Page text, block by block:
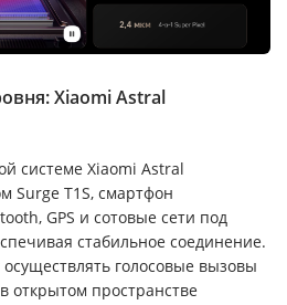
Xiaomi Astral
системе Xiaomi Astral
Surge T1S, смартфон
GPS и сотовые сети под
стабильное соединение.
голосовые вызовы
открытом пространстве